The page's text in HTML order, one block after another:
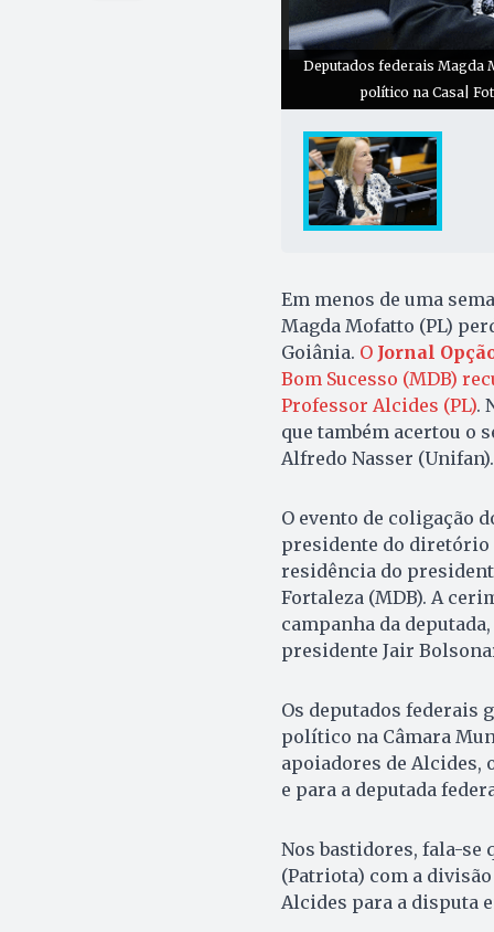
Deputados federais Magda
político na Casa|
Em menos de uma
Magda Mofatto (PL)
Goiânia. O Jornal
Bom Sucesso (MDB)
Professor Alcides (PL).
que também acertou o
Alfredo Nasser (Unifan).
O evento de coligação
presidente do diretório
residência do
Fortaleza (MDB). A
campanha da
presidente Jair
Os deputados federais
político na Câmara
apoiadores de Alcides,
e para a deputada
Nos bastidores, fala-se
(Patriota) com a
Alcides para a disputa